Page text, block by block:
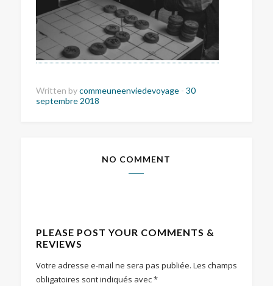
Written bycommeuneenviedevoyage - 30
septembre 2018
NO COMMENT
PLEASE POST YOUR COMMENTS &
REVIEWS
Votre adresse e-mail ne sera pas publiée. Les champs
obligatoires sont indiqués avec*